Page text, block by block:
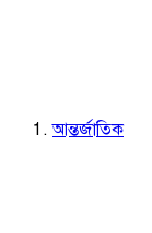
আন্তর্জাতিক